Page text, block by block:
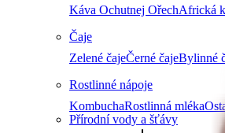
Káva Ochutnej OřechAfrická
Čaje
Zelené čajeČerné čajeBylinné
Rostlinné nápoje
KombuchaRostlinná mléka
Přírodní vody a šťávy